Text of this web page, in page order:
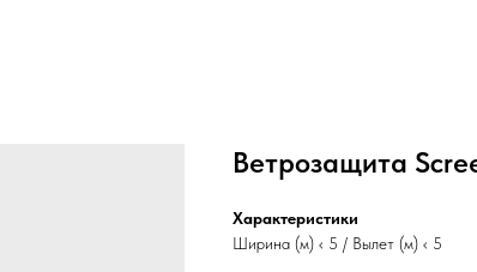
Ветрозащита
Характеристики
Ширина (м) ‹ 5 / Вылет (м) ‹ 5